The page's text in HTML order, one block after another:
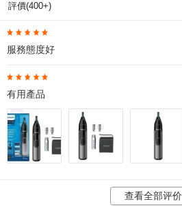
評價(400+)
服務態度好
有用產品
查看全部评价